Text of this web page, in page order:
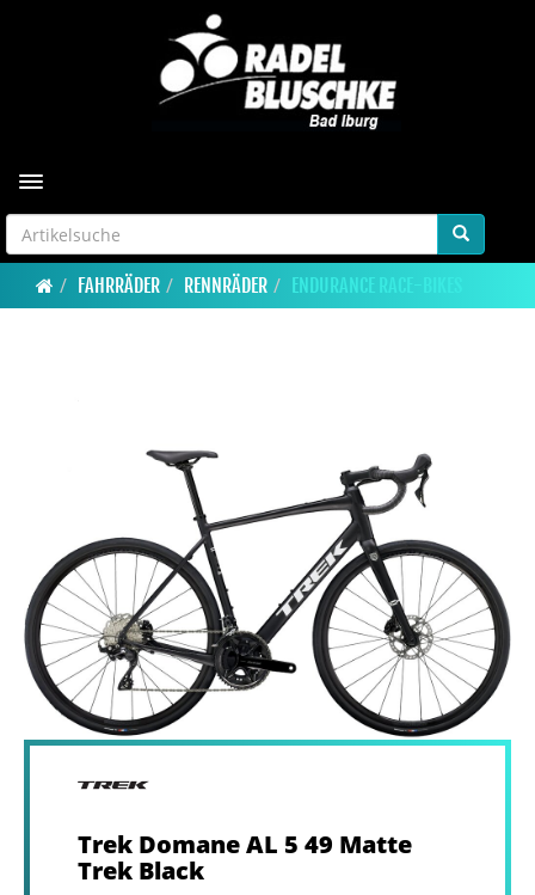
Toggle navigation
FAHRRÄDER RENNRÄDER ENDURANCE RACE-BIKES
Trek Domane AL 5 49 Matte
Trek Black